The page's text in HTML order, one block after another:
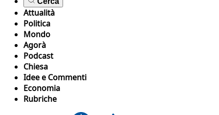
Attualità
Politica
Mondo
Agorà
Podcast
Chiesa
Idee e Commenti
Economia
Rubriche